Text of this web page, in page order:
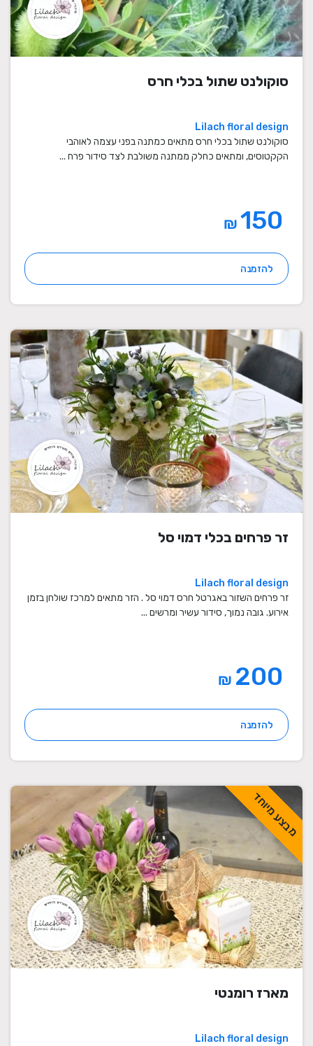
סוקולנט שתול בכלי חרס
Lilach floral design
סוקולנט שתול בכלי חרס מתאים כמתנה בפני עצמה לאוהבי
הקקטוסים, ומתאים כחלק ממתנה משולבת לצד סידור פרח ...
₪
להזמנה
זר פרחים בכלי דמוי סל
Lilach floral design
זר פרחים השזור באגרטל חרס דמוי סל . הזר מתאים למרכז שולחן בזמן
אירוע. גובה נמוך, סידור עשיר ומרשים ...
₪
להזמנה
מבצע מיוחד
מארז רומנטי
Lilach floral design